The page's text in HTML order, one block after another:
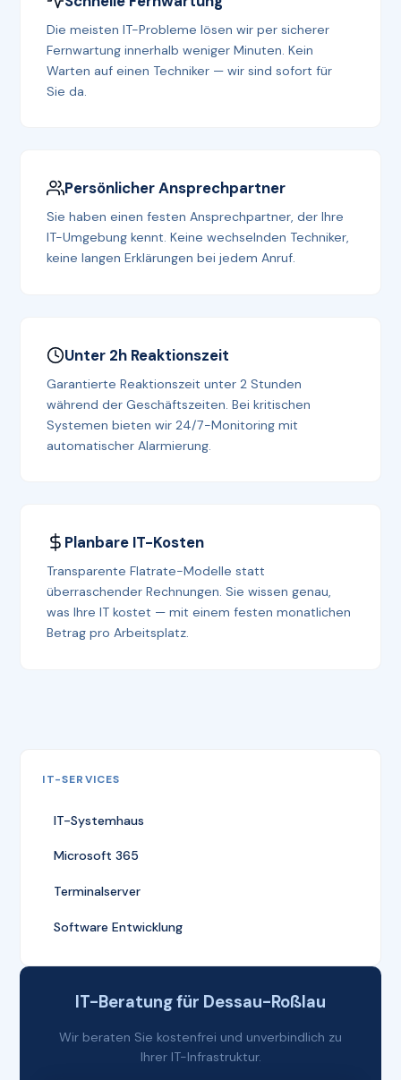
Die meisten IT-Probleme lösen wir per sicherer
Fernwartung innerhalb weniger Minuten. Kein
Warten auf einen Techniker — wir sind sofort für
Sie da.
Persönlicher Ansprechpartner
Sie haben einen festen Ansprechpartner, der Ihre
IT-Umgebung kennt. Keine wechselnden Techniker,
keine langen Erklärungen bei jedem Anruf.
Unter 2h Reaktionszeit
Garantierte Reaktionszeit unter 2 Stunden
während der Geschäftszeiten. Bei kritischen
Systemen bieten wir 24/7-Monitoring mit
automatischer Alarmierung.
Planbare IT-Kosten
Transparente Flatrate-Modelle statt
überraschender Rechnungen. Sie wissen genau,
was Ihre IT kostet — mit einem festen monatlichen
Betrag pro Arbeitsplatz.
IT-SERVICES
IT-Systemhaus
Microsoft 365
Terminalserver
Software Entwicklung
IT-Beratung für Dessau-Roßlau
Wir beraten Sie kostenfrei und unverbindlich zu
Ihrer IT-Infrastruktur.